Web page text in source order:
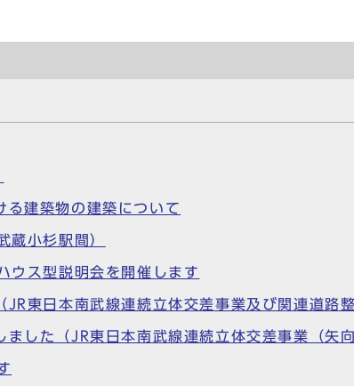
る建築物の建築について
蔵小杉駅間）
ウス型説明会を開催します
東日本南武線連続立体交差事業及び関連道路整
ました（JR東日本南武線連続立体交差事業（矢